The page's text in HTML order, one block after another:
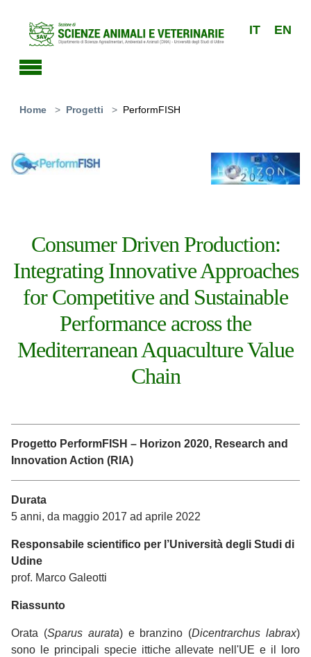
IT EN
Home Progetti PerformFISH
Consumer Driven Production:
Integrating Innovative Approaches
for Competitive and Sustainable
Performance across the
Mediterranean Aquaculture Value
Chain
Progetto PerformFISH – Horizon 2020, Research and
Innovation Action (RIA)
Durata
5 anni, da maggio 2017 ad aprile 2022
Responsabile scientifico per l’Università degli Studi di
Udine
prof. Marco Galeotti
Riassunto
Orata (Sparus aurata) e branzino (Dicentrarchus labrax)
sono le principali specie ittiche allevate nell'UE e il loro